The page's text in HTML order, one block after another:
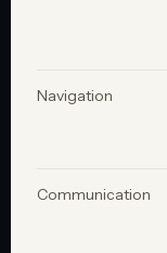
Navigation
Communication